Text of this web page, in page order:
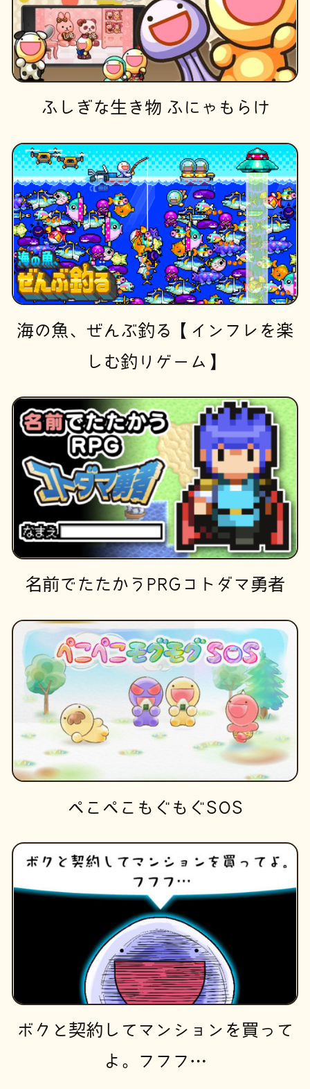
ふしぎな生き物 ふにゃもらけ
海の魚、ぜんぶ釣る【インフレを楽
しむ釣りゲーム】
名前でたたかうPRGコトダマ勇者
ぺこぺこもぐもぐSOS
ボクと契約してマンションを買って
よ。フフフ…